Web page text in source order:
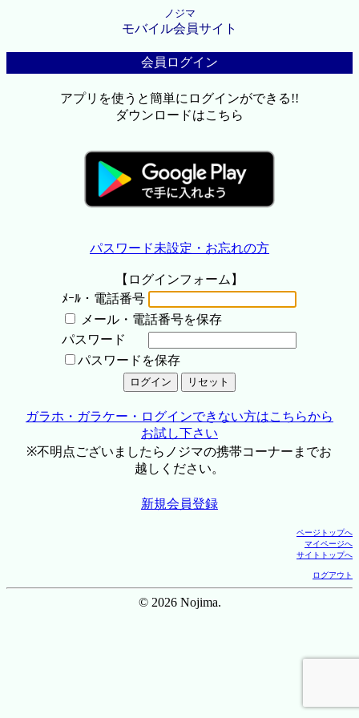
ノジマ
モバイル会員サイト
会員ログイン
アプリを使うと簡単にログインができる!!
ダウンロードはこちら
パスワード未設定・お忘れの方
【ログインフォーム】
ﾒｰﾙ・電話番号
メール・電話番号を保存
パスワード
パスワードを保存
ガラホ・ガラケー・ログインできない方はこちらから
お試し下さい
※不明点ございましたらノジマの携帯コーナーまでお
越しください。
新規会員登録
ページトップへ
マイページへ
サイトトップへ
ログアウト
© 2026 Nojima.